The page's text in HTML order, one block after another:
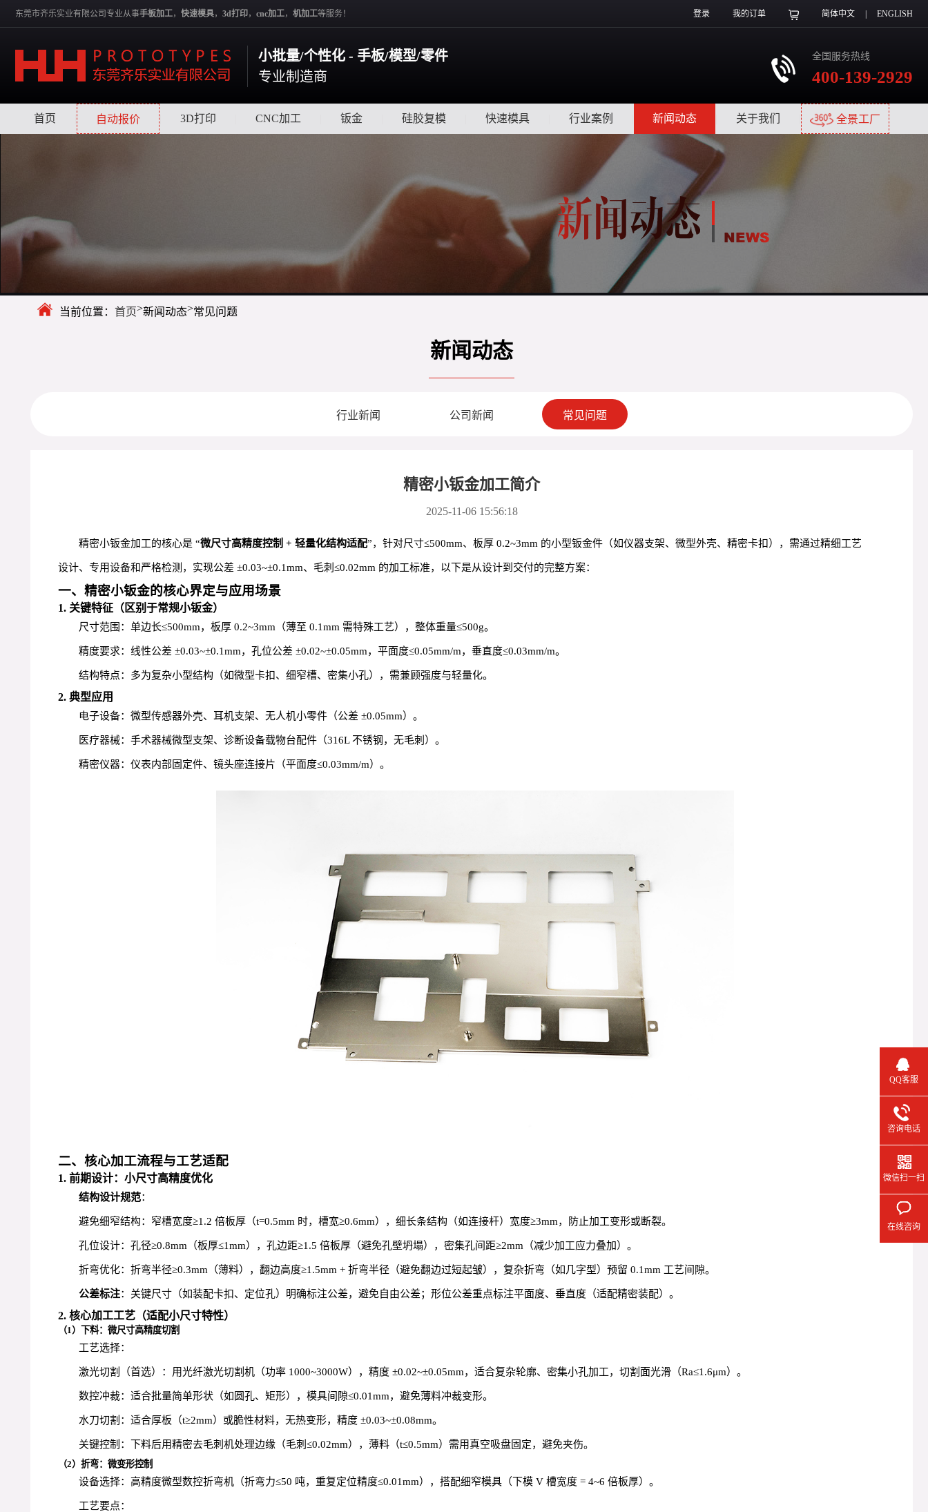
东莞市齐乐实业有限公司专业从事手板加工， 快速模具， 3d打印， cnc加工， 机加工等服务！ 登录 我的订单 简体中文 ENGLISH
小批量/个性化 - 手板/模型/零件
专业制造商
全国服务热线
400-139-2929
首页 自动报价 3D打印 CNC加工 钣金 硅胶复模 快速模具 行业案例 新闻动态 关于我们 全景工厂
当前位置： 首页>新闻动态>常见问题
新闻动态
行业新闻 公司新闻 常见问题
精密小钣金加工简介
2025-11-06 15:56:18
精密小钣金加工的核心是 “微尺寸高精度控制 + 轻量化结构适配”，针对尺寸≤500mm、板厚 0.2~3mm 的小型钣金件（如仪器支架、微型外壳、精密卡扣），需通过精细工艺
设计、专用设备和严格检测，实现公差 ±0.03~±0.1mm、毛刺≤0.02mm 的加工标准，以下是从设计到交付的完整方案：
一、精密小钣金的核心界定与应用场景
1. 关键特征（区别于常规小钣金）
尺寸范围：单边长≤500mm，板厚 0.2~3mm（薄至 0.1mm 需特殊工艺），整体重量≤500g。
精度要求：线性公差 ±0.03~±0.1mm，孔位公差 ±0.02~±0.05mm，平面度≤0.05mm/m，垂直度≤0.03mm/m。
结构特点：多为复杂小型结构（如微型卡扣、细窄槽、密集小孔），需兼顾强度与轻量化。
2. 典型应用
电子设备：微型传感器外壳、耳机支架、无人机小零件（公差 ±0.05mm）。
医疗器械：手术器械微型支架、诊断设备载物台配件（316L 不锈钢，无毛刺）。
精密仪器：仪表内部固定件、镜头座连接片（平面度≤0.03mm/m）。
二、核心加工流程与工艺适配
1. 前期设计：小尺寸高精度优化
结构设计规范：
避免细窄结构：窄槽宽度≥1.2 倍板厚（t=0.5mm 时，槽宽≥0.6mm），细长条结构（如连接杆）宽度≥3mm，防止加工变形或断裂。
孔位设计：孔径≥0.8mm（板厚≤1mm），孔边距≥1.5 倍板厚（避免孔壁坍塌），密集孔间距≥2mm（减少加工应力叠加）。
折弯优化：折弯半径≥0.3mm（薄料），翻边高度≥1.5mm + 折弯半径（避免翻边过短起皱），复杂折弯（如几字型）预留 0.1mm 工艺间隙。
公差标注：关键尺寸（如装配卡扣、定位孔）明确标注公差，避免自由公差；形位公差重点标注平面度、垂直度（适配精密装配）。
2. 核心加工工艺（适配小尺寸特性）
（1）下料：微尺寸高精度切割
工艺选择：
激光切割（首选）：用光纤激光切割机（功率 1000~3000W），精度 ±0.02~±0.05mm，适合复杂轮廓、密集小孔加工，切割面光滑（Ra≤1.6μm）。
数控冲裁：适合批量简单形状（如圆孔、矩形），模具间隙≤0.01mm，避免薄料冲裁变形。
水刀切割：适合厚板（t≥2mm）或脆性材料，无热变形，精度 ±0.03~±0.08mm。
关键控制：下料后用精密去毛刺机处理边缘（毛刺≤0.02mm），薄料（t≤0.5mm）需用真空吸盘固定，避免夹伤。
（2）折弯：微变形控制
设备选择：高精度微型数控折弯机（折弯力≤50 吨，重复定位精度≤0.01mm），搭配细窄模具（下模 V 槽宽度 = 4~6 倍板厚）。
工艺要点：
QQ客服
咨询电话
微信扫一扫
在线咨询